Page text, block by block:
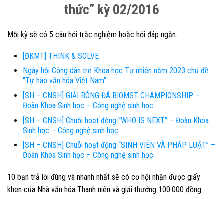
thức” kỳ 02/2016
Mỗi kỳ sẽ có 5 câu hỏi trắc nghiệm hoặc hỏi đáp ngắn.
[ĐKMT] THINK & SOLVE
Ngày hội Công dân trẻ Khoa học Tự nhiên năm 2023 chủ đề
“Tự hào văn hóa Việt Nam”
[SH – CNSH] GIẢI BÓNG ĐÁ BIOMST CHAMPIONSHIP –
Đoàn Khoa Sinh học – Công nghệ sinh học
[SH – CNSH] Chuỗi hoạt động “WHO IS NEXT” – Đoàn Khoa
Sinh học – Công nghệ sinh học
[SH – CNSH] Chuỗi hoạt động “SINH VIÊN VÀ PHÁP LUẬT” –
Đoàn Khoa Sinh học – Công nghệ sinh học
10 bạn trả lời đúng và nhanh nhất sẽ có cơ hội nhận được giấy
khen của Nhà văn hóa Thanh niên và giải thưởng 100.000 đồng.